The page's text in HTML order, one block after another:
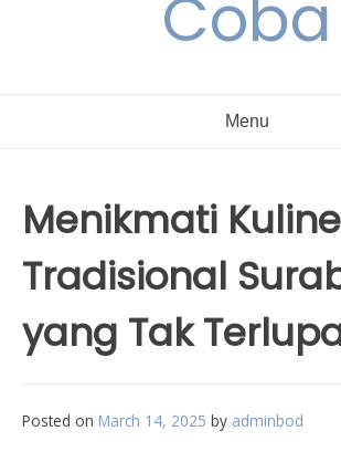
Coba
Menu
Menikmati
Tradisional
yang Tak
Posted on March 14, 2025 by adminbod